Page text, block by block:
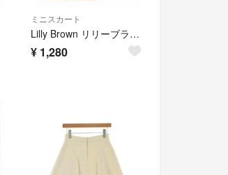
ミニスカート
Lilly Brown リリーブラウン カラーブロックスカート タイト ミニ M
¥ 1,280